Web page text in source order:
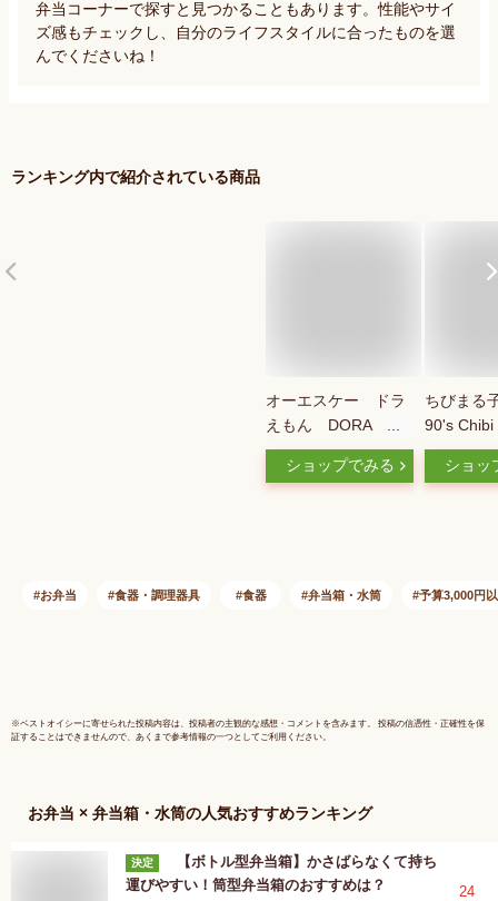
弁当コーナーで探すと見つかることもあります。性能やサイ
ズ感もチェックし、自分のライフスタイルに合ったものを選
んでくださいね！
ランキング内で紹介されている商品
オーエスケー ドラ
えもん DORA ア
ルミ弁当箱 楽天ウ
ィークリーランキン
ショップでみる
ちびまる
90's Chibi
Chan 公
当箱 レ
ラスト か
ショッ
お弁当 食器・調理器具 食器 弁当箱・水筒 予算3,000円
※ベストオイシーに寄せられた投稿内容は、投稿者の主観的な感想・コメントを含みます。 投稿の信憑性・正確性を保
証することはできませんので、あくまで参考情報の一つとしてご利用ください。
お弁当 × 弁当箱・水筒の人気おすすめランキング
決定
【ボトル型弁当箱】かさばらなくて持ち
運びやすい！筒型弁当箱のおすすめは？
24